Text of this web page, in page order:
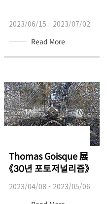
2023/06/15 - 2023/07/02
Read More
Thomas Goisque 展
《30년 포토저널리즘》
2023/04/08 - 2023/05/06